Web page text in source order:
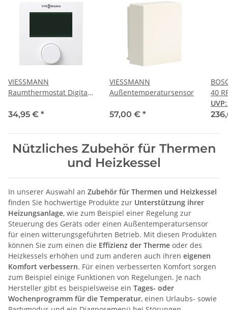
VIESSMANN
Raumthermostat Digital
34,95 € *
VIESSMANN
Außentemperatursensor
57,00 € *
40
und
UVP
Nützliches Zubehör für Thermen
und Heizkessel
In unserer Auswahl an Zubehör für Thermen und Heizkessel
finden Sie hochwertige Produkte zur Unterstützung ihrer
Heizungsanlage, wie zum Beispiel einer Regelung zur
Steuerung des Geräts oder einen Außentemperatursensor
für einen witterungsgeführten Betrieb. Mit diesen Produkten
können Sie zum einen die Effizienz der Therme oder des
Heizkessels erhöhen und zum anderen auch ihren eigenen
Komfort verbessern. Für einen verbesserten Komfort sorgen
zum Beispiel einige Funktionen von Regelungen. Je nach
Hersteller gibt es beispielsweise ein Tages- oder
Wochenprogramm für die Temperatur, einen Urlaubs- sowie